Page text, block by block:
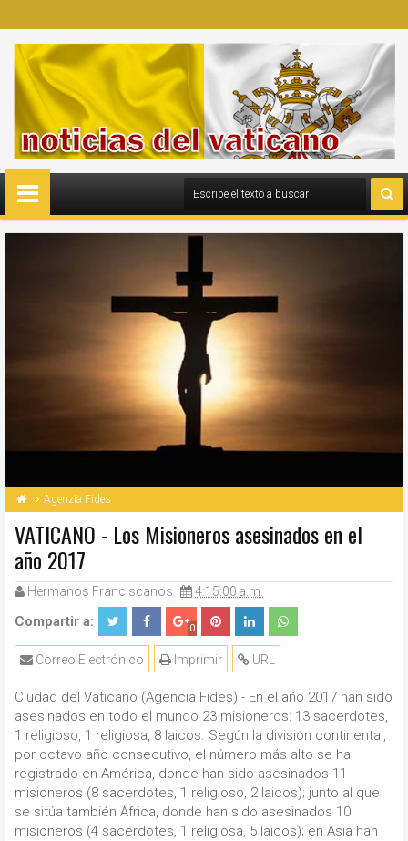
Agenzia Fides
VATICANO - Los Misioneros asesinados en el
año 2017
Hermanos Franciscanos 4:15:00 a.m.
Compartir a: 0
URL
Imprimir
Correo Electrónico
Ciudad del Vaticano (Agencia Fides) - En el año 2017 han sido
asesinados en todo el mundo 23 misioneros: 13 sacerdotes,
1 religioso, 1 religiosa, 8 laicos. Según la división continental,
por octavo año consecutivo, el número más alto se ha
registrado en América, donde han sido asesinados 11
misioneros (8 sacerdotes, 1 religioso, 2 laicos); junto al que
se sitúa también África, donde han sido asesinados 10
misioneros (4 sacerdotes, 1 religiosa, 5 laicos); en Asia han